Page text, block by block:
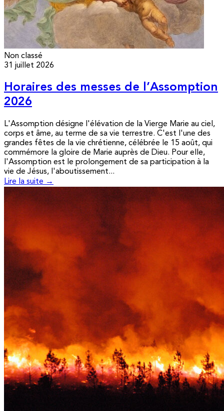
Non classé
31 juillet 2026
Horaires des messes de l’Assomption
2026
L'Assomption désigne l'élévation de la Vierge Marie au ciel,
corps et âme, au terme de sa vie terrestre. C'est l'une des
grandes fêtes de la vie chrétienne, célébrée le 15 août, qui
commémore la gloire de Marie auprès de Dieu. Pour elle,
l'Assomption est le prolongement de sa participation à la
vie de Jésus, l'aboutissement...
Lire la suite →